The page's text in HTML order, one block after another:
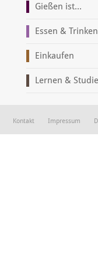
Gießen ist...
Essen & Trinken
Einkaufen
Lernen &
Kontakt Impressum